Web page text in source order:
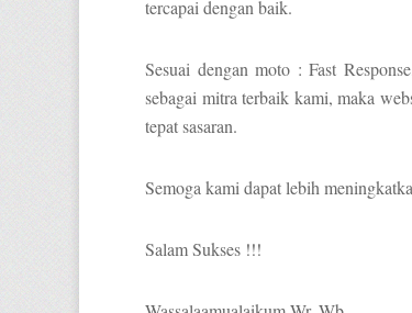
tercapai dengan baik.
Sesuai dengan moto : Fast
sebagai mitra terbaik kami, maka
tepat sasaran.
Semoga kami dapat lebih
Salam Sukses !!!